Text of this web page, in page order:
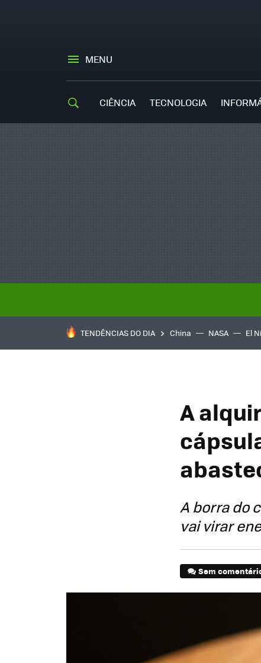
MENU
CIÊNCIA TECNOLOGIA
TENDÊNCIAS DO DIA China NASA El
A
A borra do
vai virar
Sem